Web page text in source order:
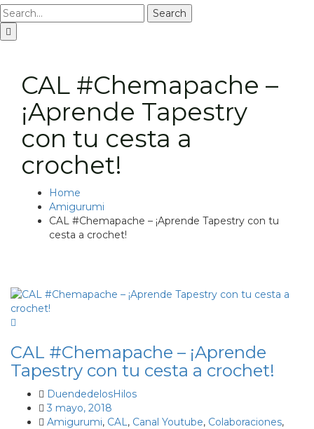
Search
CAL #Chemapache –
¡Aprende Tapestry
con tu cesta a
crochet!
Home
Amigurumi
CAL #Chemapache – ¡Aprende Tapestry con tu
cesta a crochet!
CAL #Chemapache – ¡Aprende
Tapestry con tu cesta a crochet!
DuendedelosHilos
3 mayo, 2018
Amigurumi, CAL, Canal Youtube, Colaboraciones,